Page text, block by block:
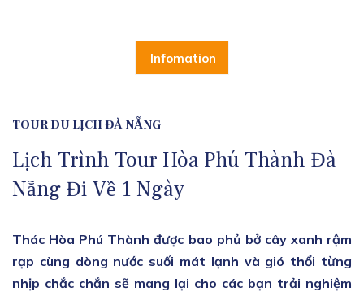
Infomation
TOUR DU LỊCH ĐÀ NẴNG
Lịch Trình Tour Hòa Phú Thành Đà
Nẵng Đi Về 1 Ngày
Thác Hòa Phú Thành được bao phủ bở cây xanh rậm
rạp cùng dòng nước suối mát lạnh và gió thổi từng
nhịp chắc chắn sẽ mang lại cho các bạn trải nghiệm